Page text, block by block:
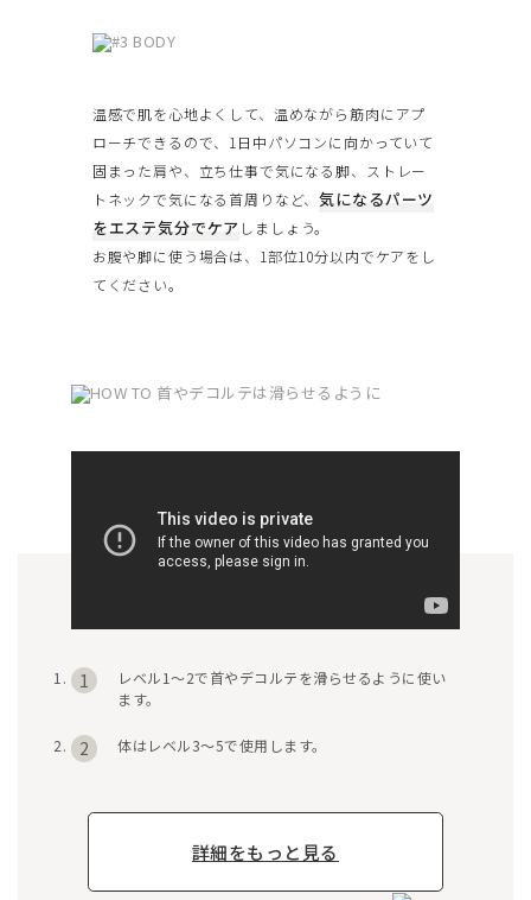
温感で肌を心地よくして、温めながら筋肉にアプ
ローチできるので、1日中パソコンに向かっていて
固まった肩や、立ち仕事で気になる脚、ストレー
トネックで気になる首周りなど、気になるパーツ
をエステ気分でケア しましょう。
お腹や脚に使う場合は、1部位10分以内でケアをし
てください。
1
レベル1〜2で首やデコルテを滑らせるように使い
ます。
2 体はレベル3〜5で使用します。
詳細をもっと見る